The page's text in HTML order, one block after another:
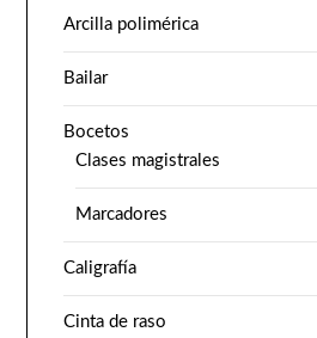
Arcilla polimérica
Bailar
Bocetos
Clases magistrales
Marcadores
Caligrafía
Cinta de raso